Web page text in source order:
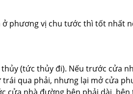
phương vị chu tước thì tốt nhất
(tức thủy đi). Nếu trước cửa
qua phải, nhưng lại mở cửa